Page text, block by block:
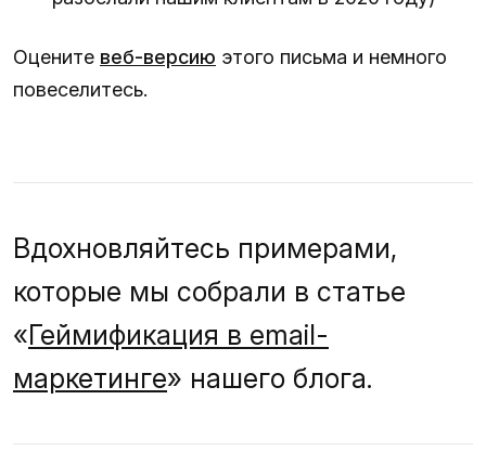
Оцените веб-версию этого письма и немного
повеселитесь.
Вдохновляйтесь примерами,
которые мы собрали в статье
«Геймификация в email-
маркетинге» нашего блога.